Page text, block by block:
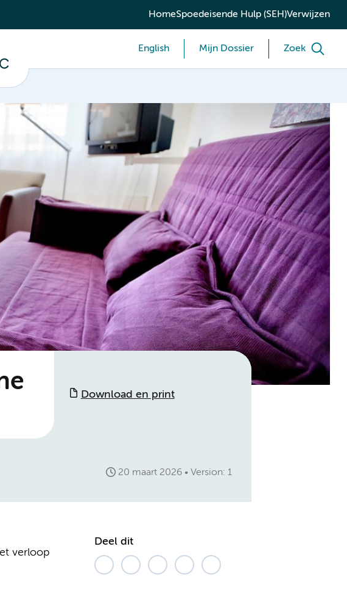
HomeSpoedeisende Hulp (SEH)Verwijzen
English Mijn Dossier Zoek
Download en print
20 maart 2026 Version: 1
verloop
Deel dit